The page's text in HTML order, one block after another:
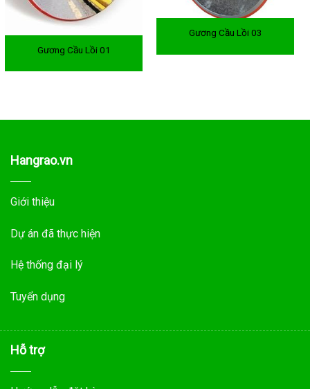
Gương Cầu Lồi 01
Gương Cầu Lồi 03
Hangrao.vn
Giới thiệu
Dự án đã thực hiện
Hệ thống đại lý
Tuyển dụng
Hỗ trợ